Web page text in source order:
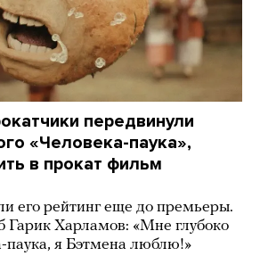
передвинули
«Человека-паука»,
в прокат фильм
его рейтинг еще до премьеры.
Гарик Харламов: «Мне глубоко
паука, я Бэтмена люблю!»